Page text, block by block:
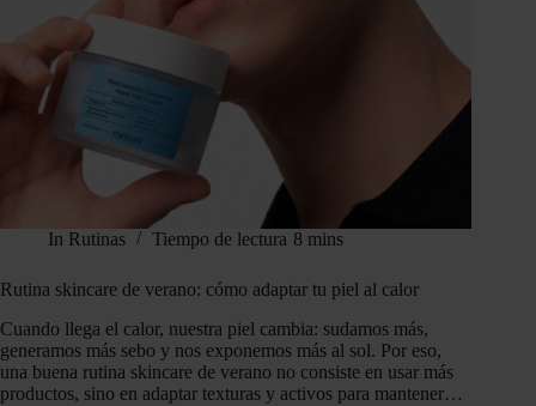
In Rutinas Tiempo de lectura 8 mins
Rutina skincare de verano: cómo adaptar tu piel al calor
Cuando llega el calor, nuestra piel cambia: sudamos más,
generamos más sebo y nos exponemos más al sol. Por eso,
una buena rutina skincare de verano no consiste en usar más
productos, sino en adaptar texturas y activos para mantener…